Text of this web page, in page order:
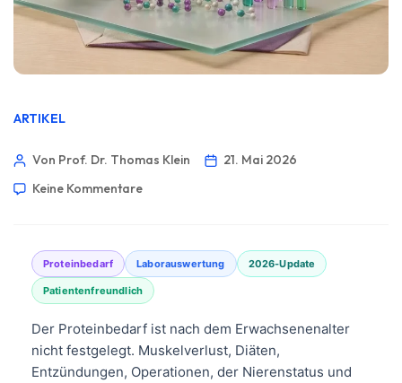
ARTIKEL
Von Prof. Dr. Thomas Klein
21. Mai 2026
Keine Kommentare
Proteinbedarf Laborauswertung 2026-Update
Patientenfreundlich
Der Proteinbedarf ist nach dem Erwachsenenalter
nicht festgelegt. Muskelverlust, Diäten,
Entzündungen, Operationen, der Nierenstatus und